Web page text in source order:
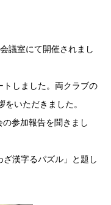
議室にて開催されまし
トしました。両クラブの
いただきました。
参加報告を聞きまし
漢字るパズル」と題し